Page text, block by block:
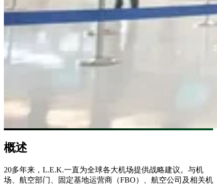
概述
20多年来，L.E.K.一直为全球各大机场提供战略建议。与机
场、航空部门、固定基地运营商（FBO）、航空公司及相关机